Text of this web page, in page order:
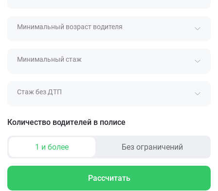
Минимальный возраст водителя
Минимальный стаж
Стаж без ДТП
Количество водителей в полисе
1 и более Без ограничений
Рассчитать